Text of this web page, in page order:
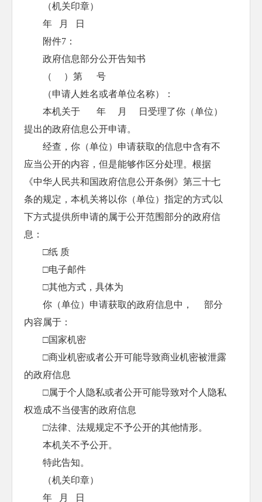
（机关印章）
年 月 日
附件7：
政府信息部分公开告知书
（ ）第 号
（申请人姓名或者单位名称）：
本机关于 年 月 日受理了你（单位）
提出的政府信息公开申请。
经查，你（单位）申请获取的信息中含有不
应当公开的内容，但是能够作区分处理。根据
《中华人民共和国政府信息公开条例》第三十七
条的规定，本机关将以你（单位）指定的方式/以
下方式提供所申请的属于公开范围部分的政府信
息：
□纸 质
□电子邮件
□其他方式，具体为
你（单位）申请获取的政府信息中， 部分
内容属于：
□国家机密
□商业机密或者公开可能导致商业机密被泄露
的政府信息
□属于个人隐私或者公开可能导致对个人隐私
权造成不当侵害的政府信息
□法律、法规规定不予公开的其他情形。
本机关不予公开。
特此告知。
（机关印章）
年 月 日